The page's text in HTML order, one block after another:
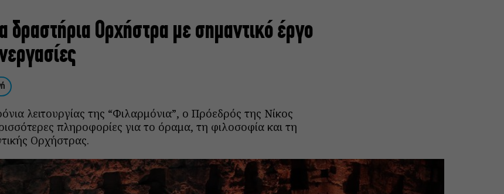
δραστήρια Ορχήστρα με σημαντικό έργο
λειτουργίας της “Φιλαρμόνια”, ο Πρόεδρός της Νίκος
πληροφορίες για το όραμα, τη φιλοσοφία και τη
Ορχήστρας.